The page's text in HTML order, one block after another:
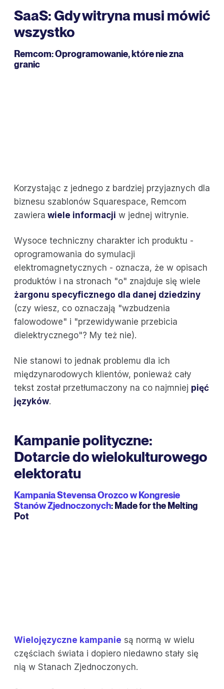
SaaS: Gdy witryna musi mówić
wszystko
Remcom: Oprogramowanie, które nie zna
granic
Korzystając z jednego z bardziej przyjaznych dla
biznesu szablonów Squarespace, Remcom
zawiera wiele informacji w jednej witrynie.
Wysoce techniczny charakter ich produktu -
oprogramowania do symulacji
elektromagnetycznych - oznacza, że w opisach
produktów i na stronach "o" znajduje się wiele
żargonu specyficznego dla danej dziedziny
(czy wiesz, co oznaczają "wzbudzenia
falowodowe" i "przewidywanie przebicia
dielektrycznego"? My też nie).
Nie stanowi to jednak problemu dla ich
międzynarodowych klientów, ponieważ cały
tekst został przetłumaczony na co najmniej pięć
języków.
Kampanie polityczne:
Dotarcie do wielokulturowego
elektoratu
Kampania Stevensa Orozco w Kongresie
Stanów Zjednoczonych: Made for the Melting
Pot
Wielojęzyczne kampanie są normą w wielu
częściach świata i dopiero niedawno stały się
nią w Stanach Zjednoczonych.